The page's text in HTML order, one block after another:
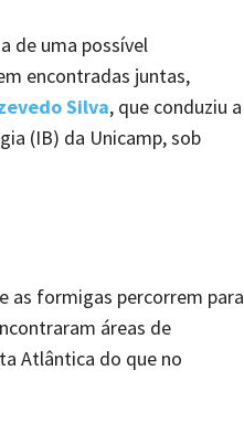
de uma possível
encontradas juntas,
Silva, que conduziu a
(IB) da Unicamp, sob
as formigas percorrem para
áreas de
Atlântica do que no